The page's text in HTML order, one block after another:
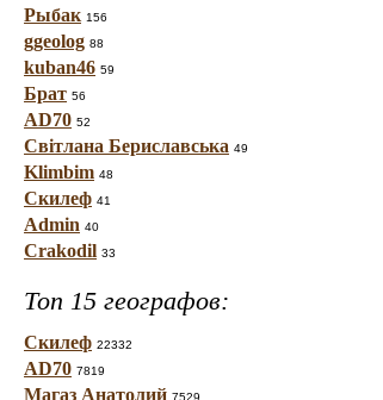
Рыбак 156
ggeolog 88
kuban46 59
Брат 56
AD70 52
Світлана Бериславська 49
Klimbim 48
Скилеф 41
Admin 40
Crakodil 33
Топ 15 географов:
Скилеф 22332
AD70 7819
Магаз Анатолий 7529